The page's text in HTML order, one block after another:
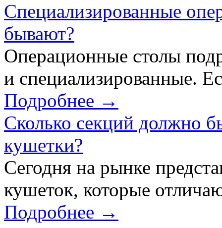
Специализированные
бывают?
Операционные столы
и специализированные.
Подробнее →
Сколько секций должно
кушетки?
Сегодня на рынке
кушеток, которые
Подробнее →